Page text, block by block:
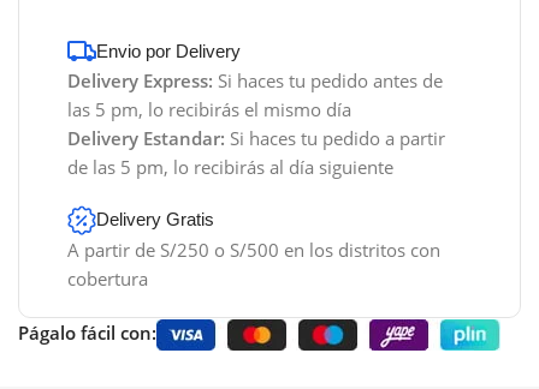
Envio por Delivery
Delivery Express: Si haces tu pedido antes de
las 5 pm, lo recibirás el mismo día
Delivery Estandar: Si haces tu pedido a partir
de las 5 pm, lo recibirás al día siguiente
Delivery Gratis
A partir de S/250 o S/500 en los distritos con
cobertura
Págalo fácil con: